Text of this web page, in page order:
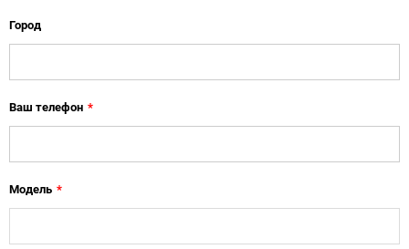
Город
Ваш телефон *
Модель *